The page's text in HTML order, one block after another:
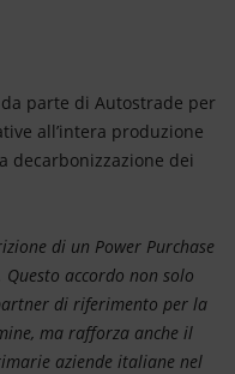
da parte di Autostrade per
all’intera produzione
decarbonizzazione dei
di un Power Purchase
accordo non solo
di riferimento per la
ma rafforza anche il
aziende italiane nel